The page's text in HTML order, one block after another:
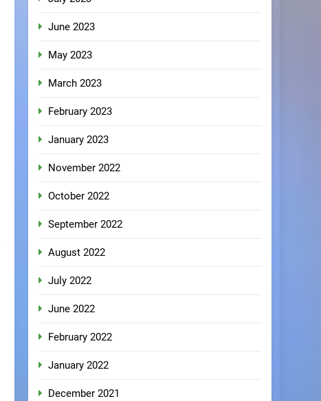
June 2023
May 2023
March 2023
February 2023
January 2023
November 2022
October 2022
September 2022
August 2022
July 2022
June 2022
February 2022
January 2022
December 2021